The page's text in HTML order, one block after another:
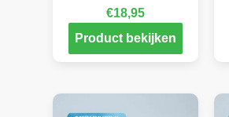
€18,95
Product bekijken